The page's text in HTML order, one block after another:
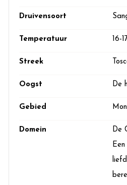
Druivensoort
Temperatuur 16-
Streek
Oogst De
Gebied
Domein
De